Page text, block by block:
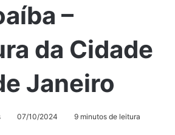
–
da Cidade
Janeiro
07/10/2024 9 minutos de leitura